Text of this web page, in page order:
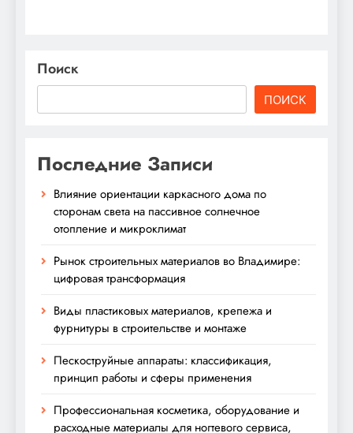
Поиск
ПОИСК
Последние Записи
Влияние ориентации каркасного дома по
сторонам света на пассивное солнечное
отопление и микроклимат
Рынок строительных материалов во Владимире:
цифровая трансформация
Виды пластиковых материалов, крепежа и
фурнитуры в строительстве и монтаже
Пескоструйные аппараты: классификация,
принцип работы и сферы применения
Профессиональная косметика, оборудование и
расходные материалы для ногтевого сервиса,